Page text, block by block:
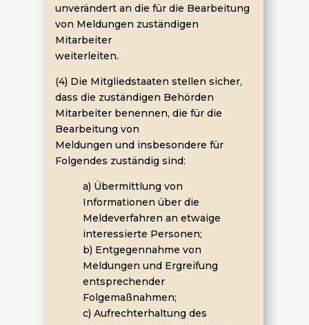
unverändert an die für die Bearbeitung
von Meldungen zuständigen
Mitarbeiter
weiterleiten.
(4) Die Mitgliedstaaten stellen sicher,
dass die zuständigen Behörden
Mitarbeiter benennen, die für die
Bearbeitung von
Meldungen und insbesondere für
Folgendes zuständig sind:
a) Übermittlung von
Informationen über die
Meldeverfahren an etwaige
interessierte Personen;
b) Entgegennahme von
Meldungen und Ergreifung
entsprechender
Folgemaßnahmen;
c) Aufrechterhaltung des